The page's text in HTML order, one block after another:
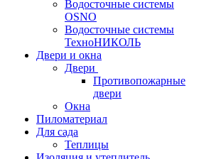
Водосточные системы
OSNO
Водосточные системы
ТехноНИКОЛЬ
Двери и окна
Двери
Противопожарные
двери
Окна
Пиломатериал
Для сада
Теплицы